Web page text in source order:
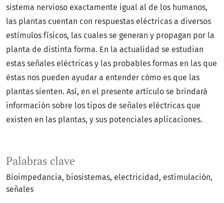
Palabras clave
Bioimpedancia biosistemas electricidad
estimulación
señales
sistema nervioso exactamente igual al de los humanos,
las plantas cuentan con respuestas eléctricas a diversos
estímulos físicos, las cuales se generan y propagan por la
planta de distinta forma. En la actualidad se estudian
estas señales eléctricas y las probables formas en las que
éstas nos pueden ayudar a entender cómo es que las
plantas sienten. Así, en el presente artículo se brindará
información sobre los tipos de señales eléctricas que
existen en las plantas, y sus potenciales aplicaciones.